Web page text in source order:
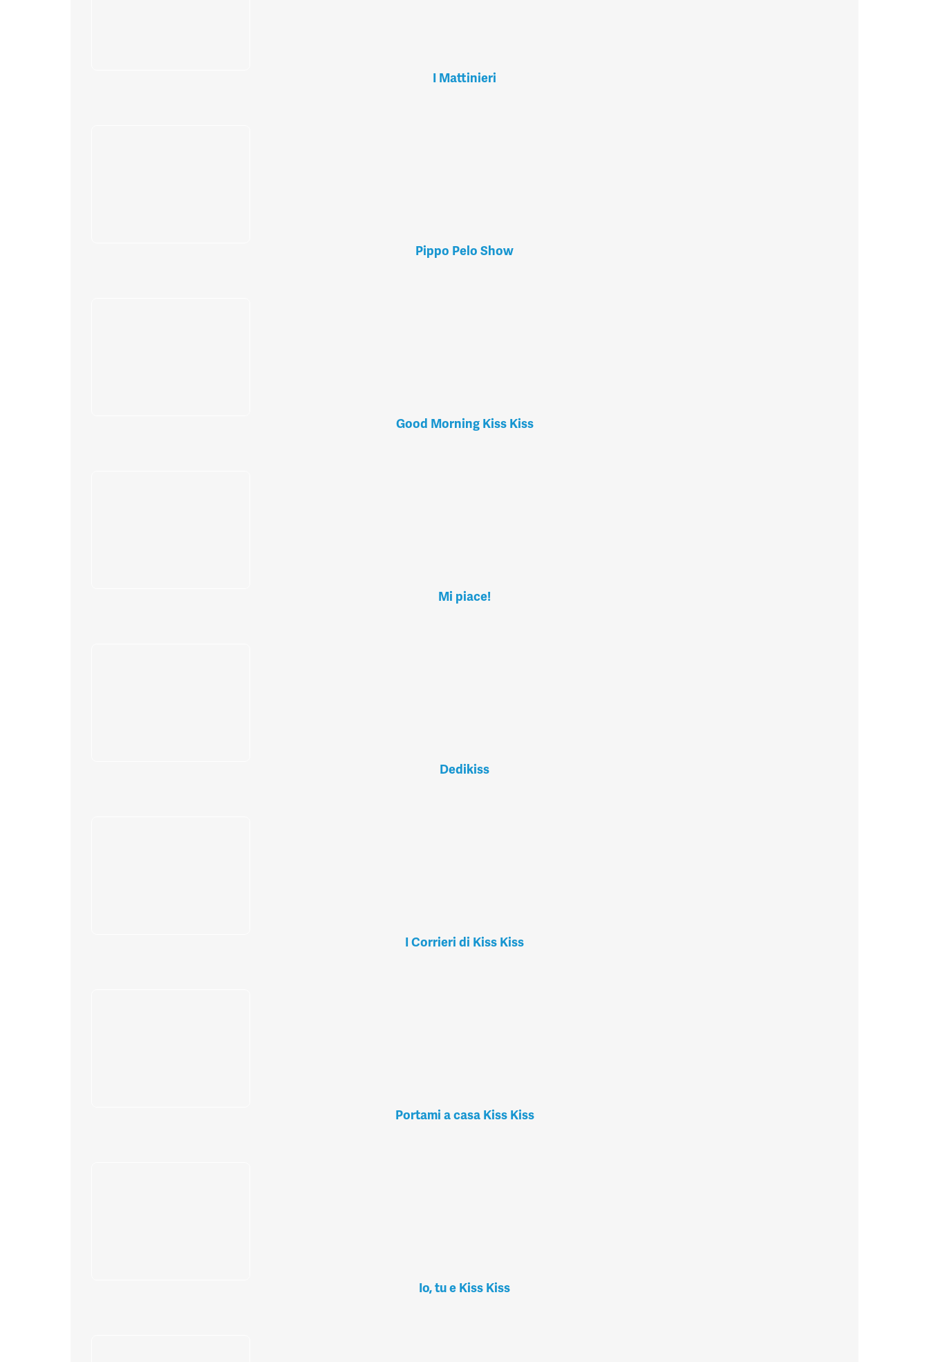
I Mattinieri
Pippo Pelo Show
Good Morning Kiss Kiss
Mi piace!
Dedikiss
I Corrieri di Kiss Kiss
Portami a casa Kiss Kiss
Io, tu e Kiss Kiss